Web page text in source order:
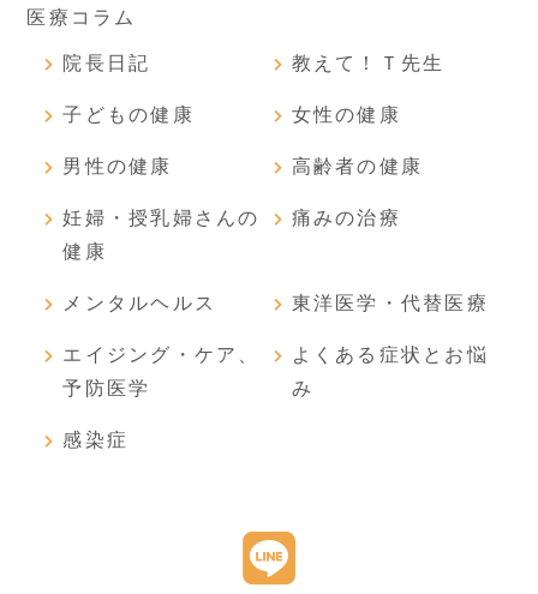
医療コラム
院長日記 教えて！Ｔ先生
子どもの健康 女性の健康
男性の健康 高齢者の健康
妊婦・授乳婦さんの
健康
痛みの治療
メンタルヘルス 東洋医学・代替医療
エイジング・ケア、
予防医学
よくある症状とお悩
み
感染症